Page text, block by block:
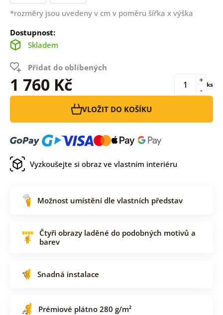
*rozměry jsou uvedeny v cm v poměru šířka x výška
Dostupnost:
Skladem
Přidat do oblíbených
1 760 Kč -
+ ks
VLOŽIT DO KOŠÍKU
Vyzkoušejte si obraz ve vlastním interiéru
Možnost umístění dle vlastních představ
Čtyři obrazy laděné do podobných motivů a
barev
Snadná instalace
Prémiové plátno 280 g/m²